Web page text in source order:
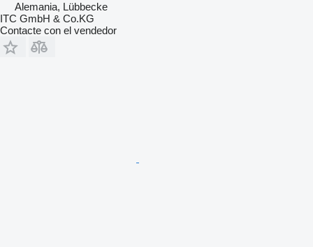
Alemania, Lübbecke
ITC GmbH & Co.KG
Contacte con el vendedor